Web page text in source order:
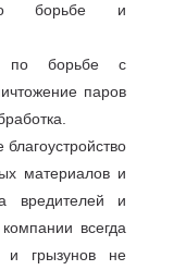
по борьбе и
по борьбе с
паров
материалов и
вредителей и
всегда
и грызунов не